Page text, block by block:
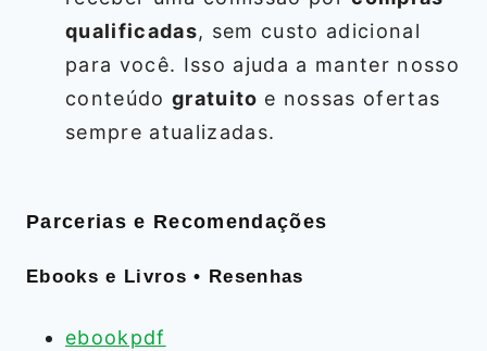
qualificadas, sem custo adicional
para você. Isso ajuda a manter nosso
conteúdo gratuito e nossas ofertas
sempre atualizadas.
Parcerias e Recomendações
Ebooks e Livros • Resenhas
ebookpdf